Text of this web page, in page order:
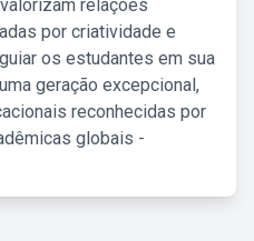
relações
por criatividade e
os estudantes em sua
geração excepcional,
reconhecidas por
globais -